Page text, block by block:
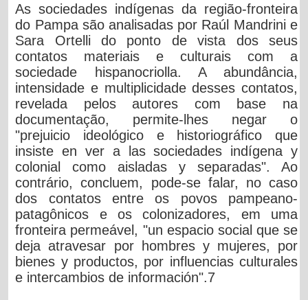
As sociedades indígenas da região-fronteira
do Pampa são analisadas por Raúl Mandrini e
Sara Ortelli do ponto de vista dos seus
contatos materiais e culturais com a
sociedade hispanocriolla. A abundância,
intensidade e multiplicidade desses contatos,
revelada pelos autores com base na
documentação, permite-lhes negar o
"prejuicio ideológico e historiográfico que
insiste en ver a las sociedades indígena y
colonial como aisladas y separadas". Ao
contrário, concluem, pode-se falar, no caso
dos contatos entre os povos pampeano-
patagônicos e os colonizadores, em uma
fronteira permeável, "un espacio social que se
deja atravesar por hombres y mujeres, por
bienes y productos, por influencias culturales
e intercambios de información".7